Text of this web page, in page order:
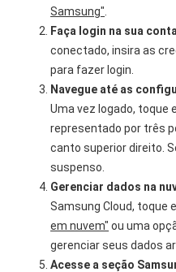
Samsung"
Faça login na sua
conectado, insira as
para fazer login.
Navegue até as
Uma vez logado, toque
representado por três
canto superior direito.
suspenso.
Gerenciar dados na
Samsung Cloud, toque
em nuvem" ou uma
gerenciar seus dados
Acesse a seção